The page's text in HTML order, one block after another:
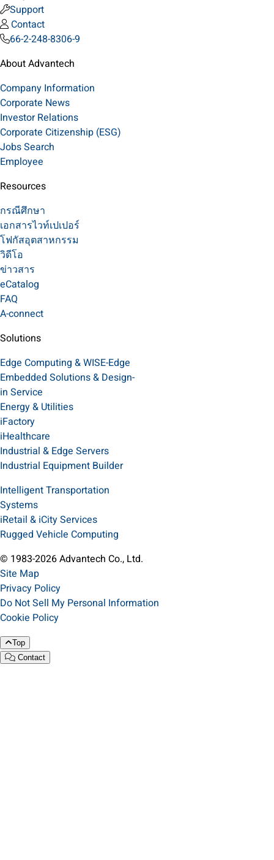
Support
Contact
66-2-248-8306-9
About Advantech
Company Information
Corporate News
Investor Relations
Corporate Citizenship (ESG)
Jobs Search
Employee
Resources
กรณีศึกษา
เอกสารไวท์เปเปอร์
โฟกัสอุตสาหกรรม
วิดีโอ
ข่าวสาร
eCatalog
FAQ
A-connect
Solutions
Edge Computing & WISE-Edge
Embedded Solutions & Design-
in Service
Energy & Utilities
iFactory
iHealthcare
Industrial & Edge Servers
Industrial Equipment Builder
Intelligent Transportation
Systems
iRetail & iCity Services
Rugged Vehicle Computing
© 1983-2026 Advantech Co., Ltd.
Site Map
Privacy Policy
Do Not Sell My Personal Information
Cookie Policy
Top
Contact